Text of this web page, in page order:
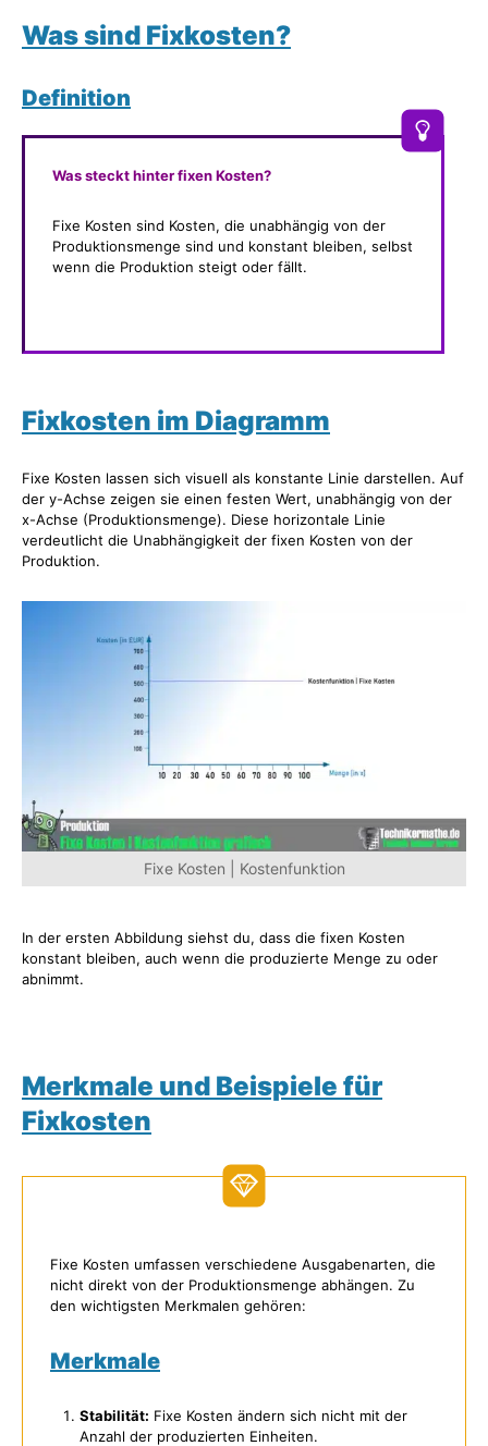
Was sind Fixkosten?
Definition
Was steckt hinter fixen Kosten?
Fixe Kosten sind Kosten, die unabhängig von der
Produktionsmenge sind und konstant bleiben, selbst
wenn die Produktion steigt oder fällt.
Fixkosten im Diagramm
Fixe Kosten lassen sich visuell als konstante Linie darstellen. Auf
der y-Achse zeigen sie einen festen Wert, unabhängig von der
x-Achse (Produktionsmenge). Diese horizontale Linie
verdeutlicht die Unabhängigkeit der fixen Kosten von der
Produktion.
Fixe Kosten | Kostenfunktion
In der ersten Abbildung siehst du, dass die fixen Kosten
konstant bleiben, auch wenn die produzierte Menge zu oder
abnimmt.
Merkmale und Beispiele für
Fixkosten
Fixe Kosten umfassen verschiedene Ausgabenarten, die
nicht direkt von der Produktionsmenge abhängen. Zu
den wichtigsten Merkmalen gehören:
Merkmale
Stabilität: Fixe Kosten ändern sich nicht mit der
Anzahl der produzierten Einheiten.